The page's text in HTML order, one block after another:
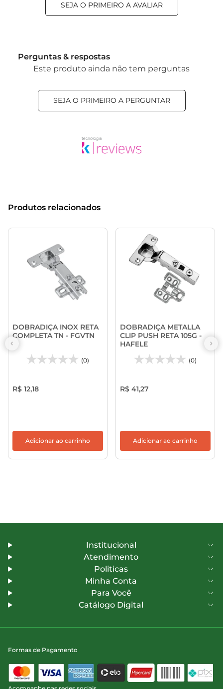
SEJA O PRIMEIRO A AVALIAR
Perguntas & respostas
Este produto ainda não tem perguntas
SEJA O PRIMEIRO A PERGUNTAR
Produtos relacionados
DOBRADIÇA INOX RETA
COMPLETA TN - FGVTN
(0)
R$ 12,18
Adicionar ao carrinho
DOBRADIÇA METALLA
CLIP PUSH RETA 105G -
HAFELE
(0)
R$ 41,27
Adicionar ao carrinho
Institucional
Atendimento
Politicas
Minha Conta
Para Você
Catálogo Digital
Formas de Pagamento